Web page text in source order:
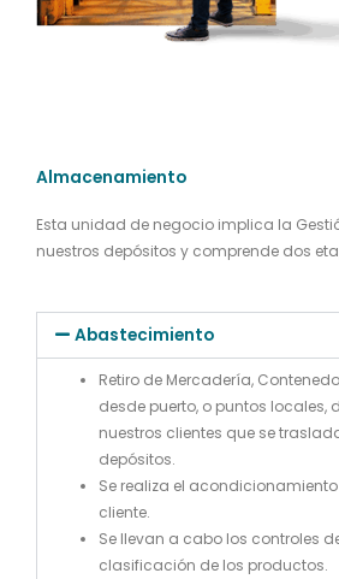
Almacenamiento
Esta unidad de negocio implica la
nuestros depósitos y comprende dos
Abastecimiento
Retiro de Mercadería,
desde puerto, o puntos locales,
nuestros clientes que se
depósitos.
Se realiza el
cliente.
Se llevan a cabo los controles
clasificación de los productos.